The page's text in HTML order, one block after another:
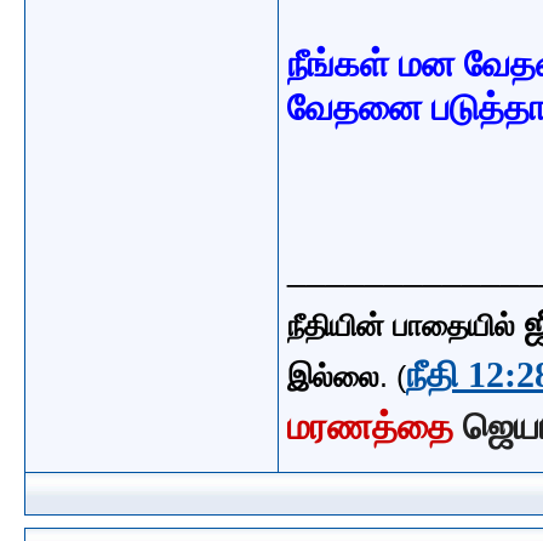
நீங்கள் மன
வேதனை
நீதியின் பாதையில்
இல்லை. (நீதி
மரணத்தை